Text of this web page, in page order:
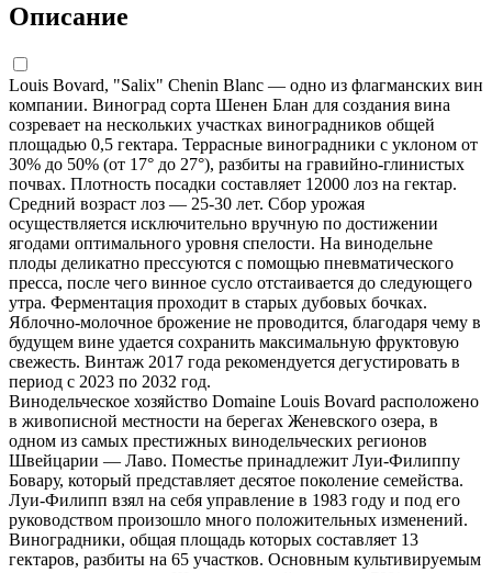
Описание
Louis Bovard, "Salix" Chenin Blanc — одно из флагманских вин
компании. Виноград сорта Шенен Блан для создания вина
созревает на нескольких участках виноградников общей
площадью 0,5 гектара. Террасные виноградники с уклоном от
30% до 50% (от 17° до 27°), разбиты на гравийно-глинистых
почвах. Плотность посадки составляет 12000 лоз на гектар.
Средний возраст лоз — 25-30 лет. Сбор урожая
осуществляется исключительно вручную по достижении
ягодами оптимального уровня спелости. На винодельне
плоды деликатно прессуются с помощью пневматического
пресса, после чего винное сусло отстаивается до следующего
утра. Ферментация проходит в старых дубовых бочках.
Яблочно-молочное брожение не проводится, благодаря чему в
будущем вине удается сохранить максимальную фруктовую
свежесть. Винтаж 2017 года рекомендуется дегустировать в
период с 2023 по 2032 год.
Винодельческое хозяйство Domaine Louis Bovard расположено
в живописной местности на берегах Женевского озера, в
одном из самых престижных винодельческих регионов
Швейцарии — Лаво. Поместье принадлежит Луи-Филиппу
Бовару, который представляет десятое поколение семейства.
Луи-Филипп взял на себя управление в 1983 году и под его
руководством произошло много положительных изменений.
Виноградники, общая площадь которых составляет 13
гектаров, разбиты на 65 участков. Основным культивируемым